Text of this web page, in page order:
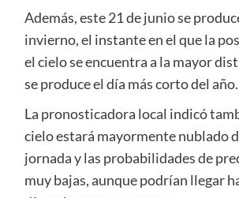
Además, este 21 de junio se
invierno, el instante en el que la
el cielo se encuentra a la mayor
se produce el día más corto del año.
La pronosticadora local indicó
cielo estará mayormente nublado
jornada y las probabilidades de
muy bajas, aunque podrían llegar